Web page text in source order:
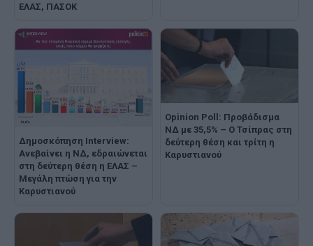
ΕΛΑΣ, ΠΑΣΟΚ
Δημοσκόπηση Interview:
Ανεβαίνει η ΝΔ, εδραιώνεται
στη δεύτερη θέση η ΕΛΑΣ –
Μεγάλη πτώση για την
Καρυστιανού
Opinion Poll: Προβάδισμα
ΝΔ με 35,5% – Ο Τσίπρας στη
δεύτερη θέση και τρίτη η
Καρυστιανού